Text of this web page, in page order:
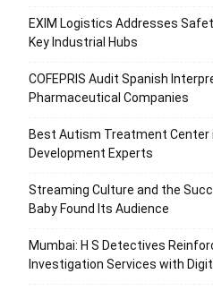
EXIM Logistics Addresses
Key Industrial Hubs
COFEPRIS Audit Spanish
Pharmaceutical Companies
Best Autism Treatment Center
Development Experts
Streaming Culture and the
Baby Found Its Audience
Mumbai: H S Detectives
Investigation Services with